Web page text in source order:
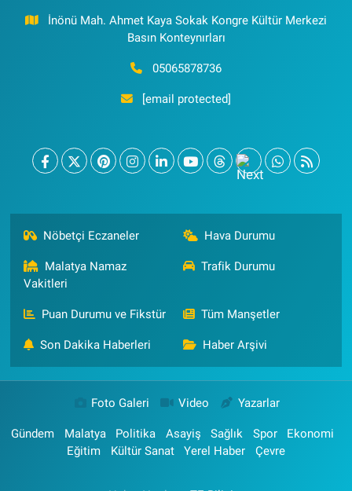
İnönü Mah. Ahmet Kaya Sokak Kongre Kültür Merkezi
Basın Konteynırları
05065878736
[email protected]
Nöbetçi Eczaneler Hava Durumu
Malatya Namaz
Vakitleri
Trafik Durumu
Puan Durumu ve Fikstür Tüm Manşetler
Son Dakika Haberleri Haber Arşivi
Foto Galeri Video Yazarlar
Gündem Malatya Politika Asayiş Sağlık Spor
Ekonomi
Eğitim
Kültür Sanat Yerel Haber Çevre